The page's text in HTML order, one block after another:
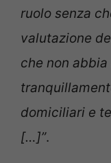
ruolo senza
valutazione
che non
domiciliari e
[…]”.